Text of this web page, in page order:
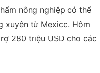
nông nghiệp có thể
xuyên từ Mexico. Hôm
280 triệu USD cho các